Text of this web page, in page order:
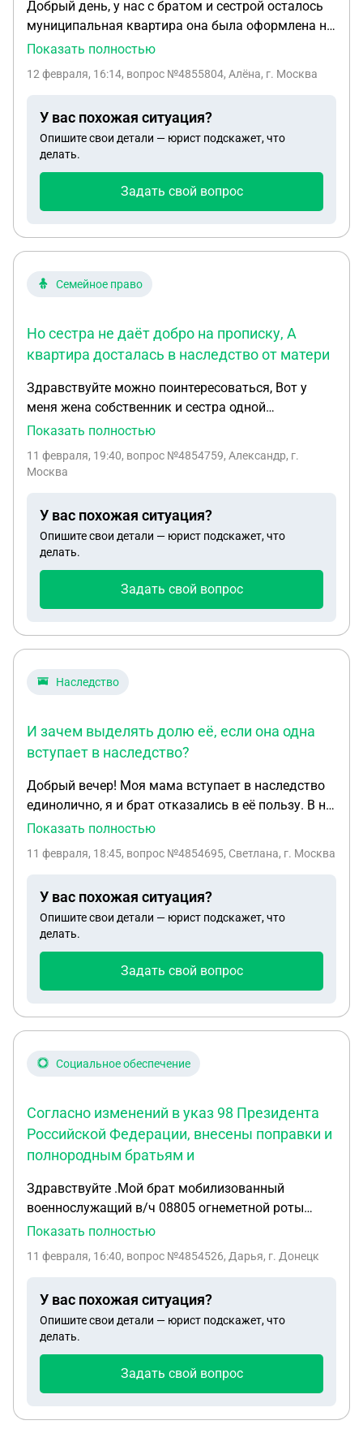
Добрый день, у нас с братом и сестрой осталось
муниципальная квартира она была оформлена на
маму она умерла но квартира до сих пор стоит
бы жить не очень хочется что можно сделать
оформлю на себя мне нужно будет ихнее
соглашение если они прописаны в квартире и там
прописаны ещё дети моей сестры что вот делать
Показать полностью
12 февраля, 16:14, вопрос №4855804, Алёна, г. Москва
У вас похожая ситуация?
Опишите свои детали — юрист подскажет, что
делать.
Задать свой вопрос
Семейное право
Но сестра не даёт добро на прописку, А
квартира досталась в наследство от матери
Здравствуйте можно поинтересоваться, Вот у
меня жена собственник и сестра одной
квартиры,Мы зарегистрировались и мне бы
претендовать на какие-нибудь квадраты? Но
Показать полностью
11 февраля, 19:40, вопрос №4854759, Александр, г.
Москва
У вас похожая ситуация?
Опишите свои детали — юрист подскажет, что
делать.
Задать свой вопрос
Наследство
И зачем выделять долю её, если она одна
вступает в наследство?
Добрый вечер! Моя мама вступает в наследство
единолично, я и брат отказались в её пользу. В на
следственном деле есть акции (брокерский счёт)
огромную сумму налога:а именно 17 имитентов, в
стоимость, оплата регионального налога 4900,
так же с каждого имитента и + 0.3% Получается
более 150000. Так ли это? И зачем выделять
Показать полностью
11 февраля, 18:45, вопрос №4854695, Светлана, г. Москва
У вас похожая ситуация?
Опишите свои детали — юрист подскажет, что
делать.
Задать свой вопрос
Социальное обеспечение
Согласно изменений в указ 98 Президента
Российской Федерации, внесены поправки и
полнородным братьям и
Здравствуйте .Мой брат мобилизованный
военнослужащий в/ч 08805 огнеметной роты
погиб 05.07.2022 при выполнение боевого
живых нет, жены и детей у Романа так же не было,
мне во всех видах довольствия, так как я не
являюсь родственником из перечня указа главы
республики. Согласно изменений в указ 98
поправки и полнородным братьям и сестрам
этот закон в нем написано что изменения
Показать полностью
11 февраля, 16:40, вопрос №4854526, Дарья, г. Донецк
У вас похожая ситуация?
Опишите свои детали — юрист подскажет, что
делать.
Задать свой вопрос